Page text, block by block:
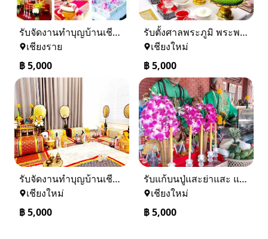
รับจัดงานทำบุญบ้านเชียงราย-เชียงใหม่ 0884158464
เชียงราย
฿5,000
รับตั้งศาลพระภูมิ พระพรหมเชียงใหม่ และทั่วภาคเหนือ 0884158464
เชียงใหม่
฿5,000
รับจัดงานทำบุญบ้านเชียงใหม่-เชียงราย และทั่วภาคเหนือ 0884158464
เชียงใหม่
฿5,000
รับแก้บนปู่แสะย่าแสะ และรับแก้บนทั่วภาคเหนือ 0884158464
เชียงใหม่
฿5,000